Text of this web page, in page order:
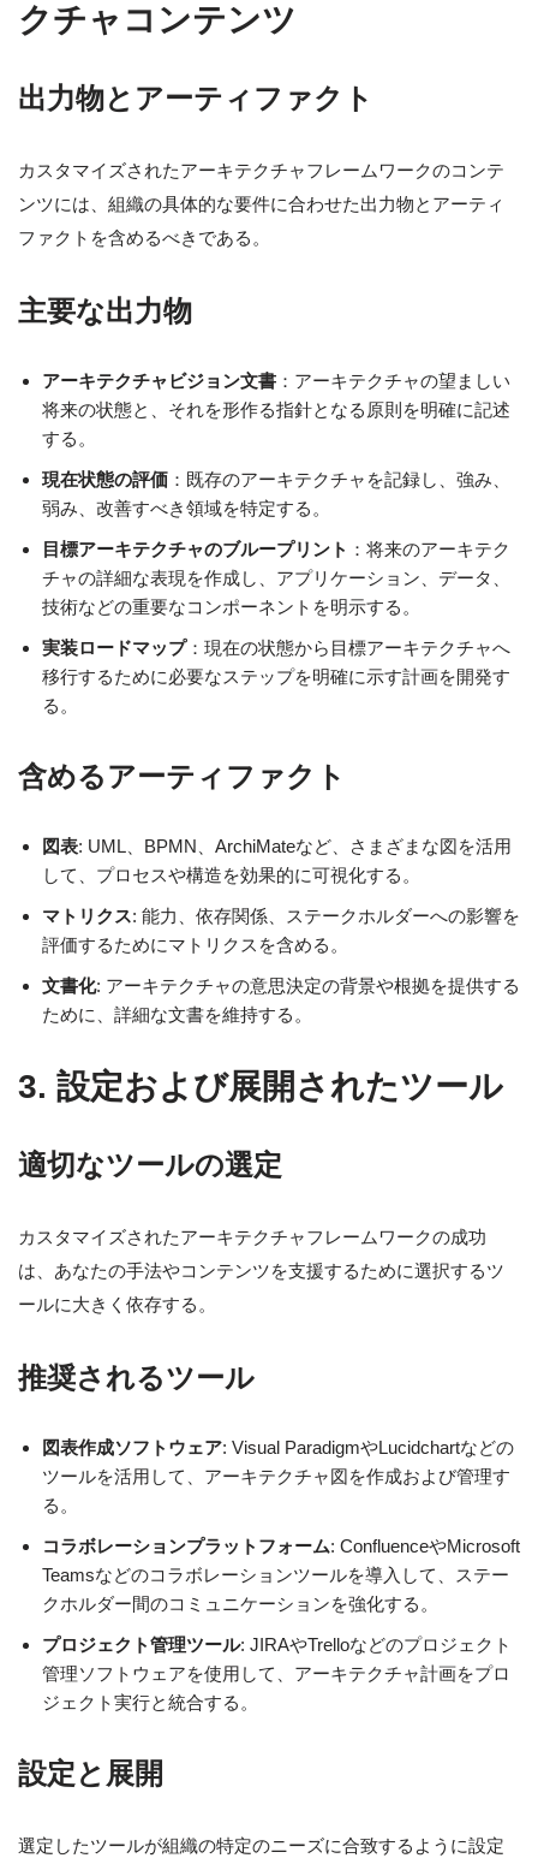
クチャコンテンツ
出力物とアーティファクト
カスタマイズされたアーキテクチャフレームワークのコンテ
ンツには、組織の具体的な要件に合わせた出力物とアーティ
ファクトを含めるべきである。
主要な出力物
アーキテクチャビジョン文書 ：アーキテクチャの望ましい
将来の状態と、それを形作る指針となる原則を明確に記述
する。
現在状態の評価 ：既存のアーキテクチャを記録し、強み、
弱み、改善すべき領域を特定する。
目標アーキテクチャのブループリント ：将来のアーキテク
チャの詳細な表現を作成し、アプリケーション、データ、
技術などの重要なコンポーネントを明示する。
実装ロードマップ：現在の状態から目標アーキテクチャへ
移行するために必要なステップを明確に示す計画を開発す
る。
含めるアーティファクト
図表: UML、BPMN、ArchiMateなど、さまざまな図を活用
して、プロセスや構造を効果的に可視化する。
マトリクス: 能力、依存関係、ステークホルダーへの影響を
評価するためにマトリクスを含める。
文書化: アーキテクチャの意思決定の背景や根拠を提供する
ために、詳細な文書を維持する。
3. 設定および展開されたツール
適切なツールの選定
カスタマイズされたアーキテクチャフレームワークの成功
は、あなたの手法やコンテンツを支援するために選択するツ
ールに大きく依存する。
推奨されるツール
図表作成ソフトウェア: Visual ParadigmやLucidchartなどの
ツールを活用して、アーキテクチャ図を作成および管理す
る。
コラボレーションプラットフォーム: ConfluenceやMicrosoft
Teamsなどのコラボレーションツールを導入して、ステー
クホルダー間のコミュニケーションを強化する。
プロジェクト管理ツール: JIRAやTrelloなどのプロジェクト
管理ソフトウェアを使用して、アーキテクチャ計画をプロ
ジェクト実行と統合する。
設定と展開
選定したツールが組織の特定のニーズに合致するように設定